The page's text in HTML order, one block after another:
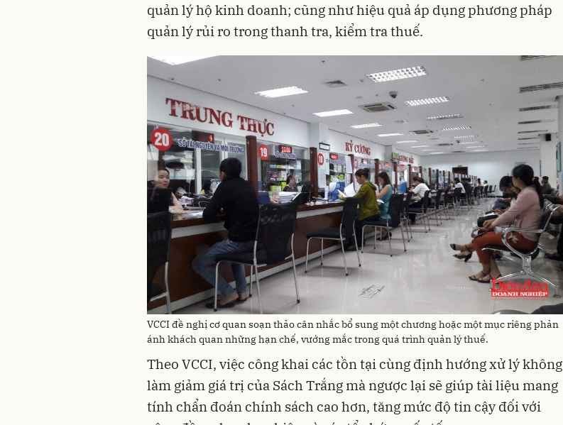
quản lý hộ kinh doanh; cũng như hiệu quả áp dụng phương pháp
quản lý rủi ro trong thanh tra, kiểm tra thuế.
VCCI đề nghị cơ quan soạn thảo cân nhắc bổ sung một chương hoặc một mục riêng phản
ánh khách quan những hạn chế, vướng mắc trong quá trình quản lý thuế.
Theo VCCI, việc công khai các tồn tại cùng định hướng xử lý không
làm giảm giá trị của Sách Trắng mà ngược lại sẽ giúp tài liệu mang
tính chẩn đoán chính sách cao hơn, tăng mức độ tin cậy đối với